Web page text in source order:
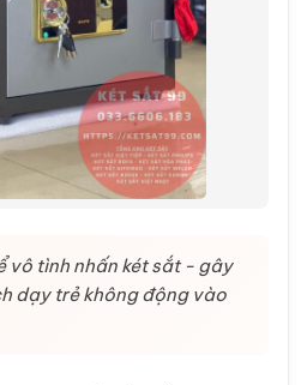
vô tình nhấn két sắt - gây
dạy trẻ không động vào